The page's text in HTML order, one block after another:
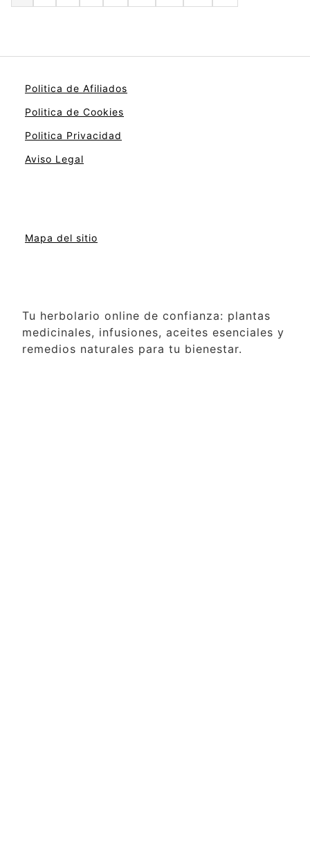
Politica de Afiliados
Politica de Cookies
Politica Privacidad
Aviso Legal
Mapa del sitio
Tu herbolario online de confianza: plantas
medicinales, infusiones, aceites esenciales y
remedios naturales para tu bienestar.